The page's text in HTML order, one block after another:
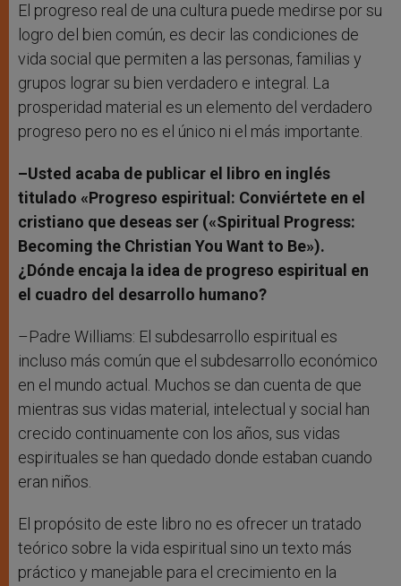
El progreso real de una cultura puede medirse por su
logro del bien común, es decir las condiciones de
vida social que permiten a las personas, familias y
grupos lograr su bien verdadero e integral. La
prosperidad material es un elemento del verdadero
progreso pero no es el único ni el más importante.
–Usted acaba de publicar el libro en inglés
titulado «Progreso espiritual: Conviértete en el
cristiano que deseas ser («Spiritual Progress:
Becoming the Christian You Want to Be»).
¿Dónde encaja la idea de progreso espiritual en
el cuadro del desarrollo humano?
–Padre Williams: El subdesarrollo espiritual es
incluso más común que el subdesarrollo económico
en el mundo actual. Muchos se dan cuenta de que
mientras sus vidas material, intelectual y social han
crecido continuamente con los años, sus vidas
espirituales se han quedado donde estaban cuando
eran niños.
El propósito de este libro no es ofrecer un tratado
teórico sobre la vida espiritual sino un texto más
práctico y manejable para el crecimiento en la